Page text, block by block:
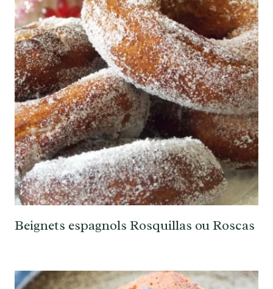
Beignets espagnols Rosquillas ou Roscas